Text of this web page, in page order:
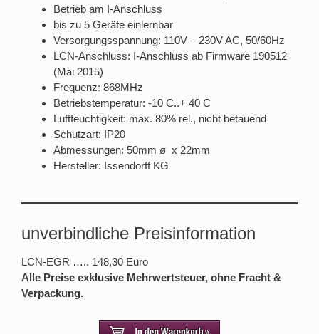
Betrieb am I-Anschluss
bis zu 5 Geräte einlernbar
Versorgungsspannung: 110V – 230V AC, 50/60Hz
LCN-Anschluss: I-Anschluss ab Firmware 190512
(Mai 2015)
Frequenz: 868MHz
Betriebstemperatur: -10 C..+ 40 C
Luftfeuchtigkeit: max. 80% rel., nicht betauend
Schutzart: IP20
Abmessungen: 50mm ø x 22mm
Hersteller: Issendorff KG
unverbindliche Preisinformation
LCN-EGR ….. 148,30 Euro
Alle Preise exklusive Mehrwertsteuer, ohne Fracht &
Verpackung.